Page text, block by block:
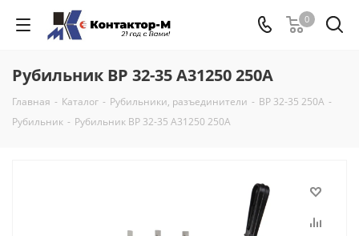
0
Рубильник ВР 32-35 А31250 250А
Главная - Каталог - Рубильники, разъединители - ВР 32-35 250А -
Рубильник - Рубильник ВР 32-35 А31250 250А